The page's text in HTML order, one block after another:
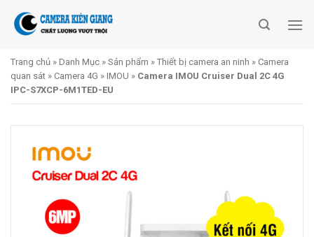
Trang chủ » Danh Mục » Sản phẩm » Thiết bị camera an ninh » Camera
quan sát » Camera 4G » IMOU » Camera IMOU Cruiser Dual 2C 4G
IPC-S7XCP-6M1TED-EU